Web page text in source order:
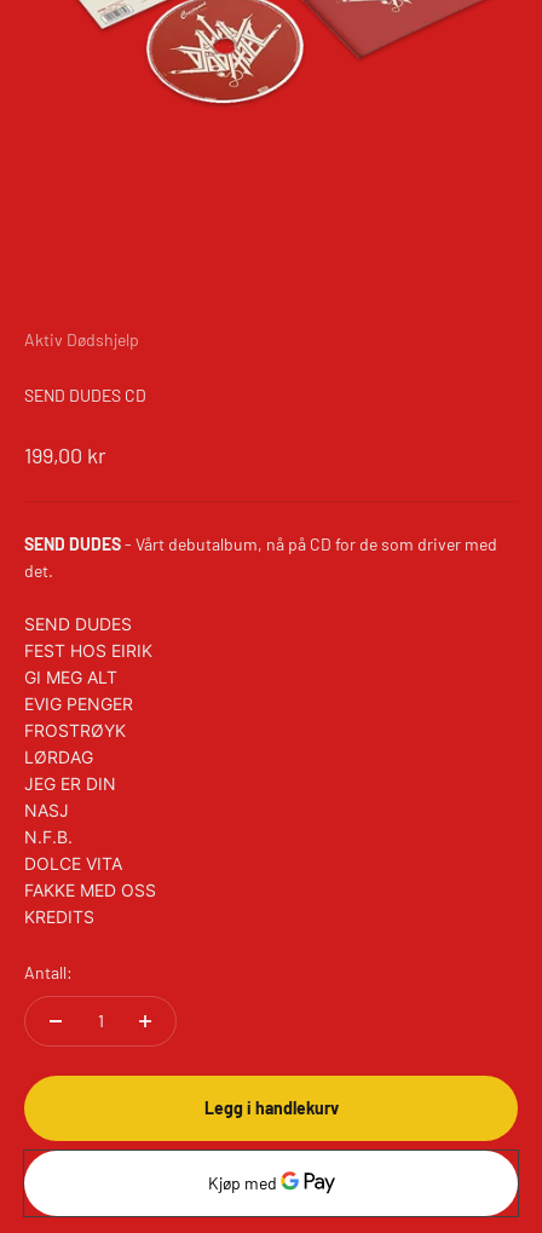
Aktiv Dødshjelp
SEND DUDES CD
Salgspris
199,00 kr
SEND DUDES- Vårt debutalbum, nå på CD for de som driver med
det.
SEND DUDES
FEST HOS EIRIK
GI MEG ALT
EVIG PENGER
FROSTRØYK
LØRDAG
JEG ER DIN
NASJ
N.F.B.
DOLCE VITA
FAKKE MED OSS
KREDITS
Antall:
Legg i handlekurv